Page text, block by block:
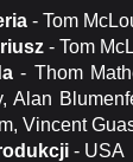
- Tom
- Tom
- Thom
Alan
Vincent
- USA